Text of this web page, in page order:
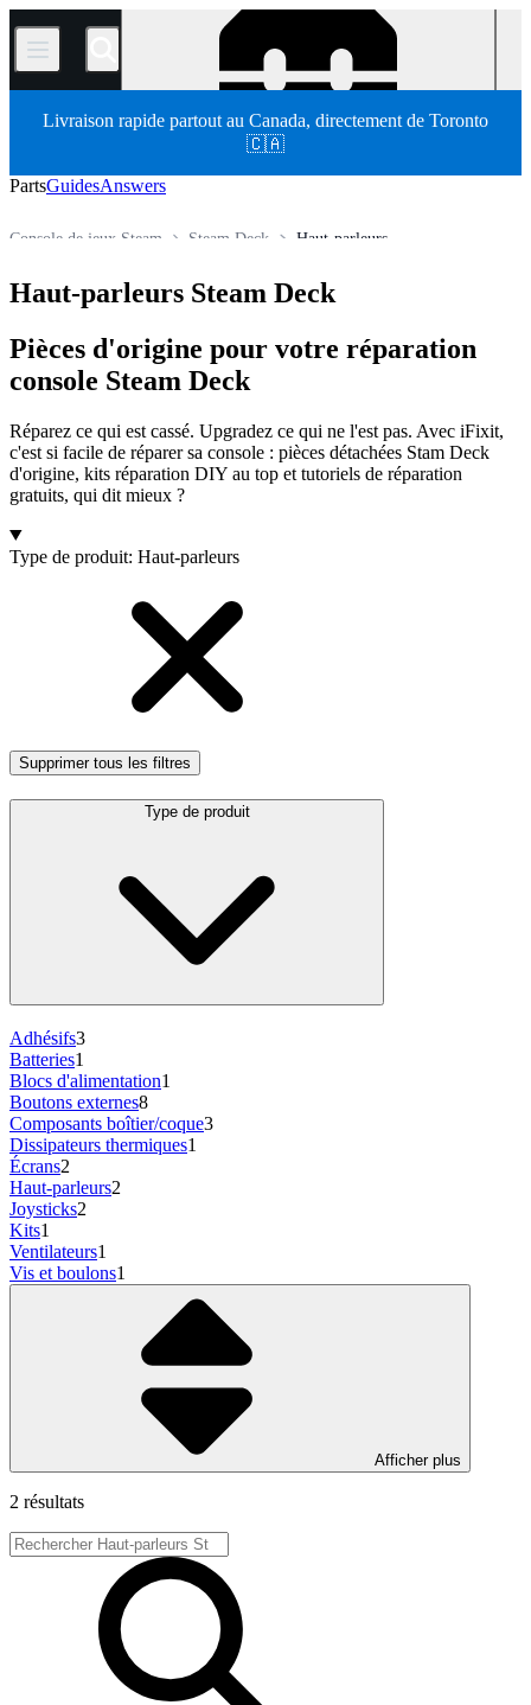
/
Livraison rapide partout au Canada, directement de Toronto
🇨🇦
PartsGuidesAnswers
Haut-parleurs
Steam Deck
Console de jeux Steam
Haut-parleurs Steam Deck
Pièces d'origine pour votre réparation
console Steam Deck
Réparez ce qui est cassé. Upgradez ce qui ne l'est pas. Avec iFixit,
c'est si facile de réparer sa console : pièces détachées Stam Deck
d'origine, kits réparation DIY au top et tutoriels de réparation
gratuits, qui dit mieux ?
Products
Type de produit: Haut-parleurs
Supprimer tous les filtres
Type de produit
Adhésifs3
Batteries1
Blocs d'alimentation1
Boutons externes8
Composants boîtier/coque3
Dissipateurs thermiques1
Écrans2
Haut-parleurs2
Joysticks2
Kits1
Ventilateurs1
Vis et boulons1
Afficher plus
2 résultats